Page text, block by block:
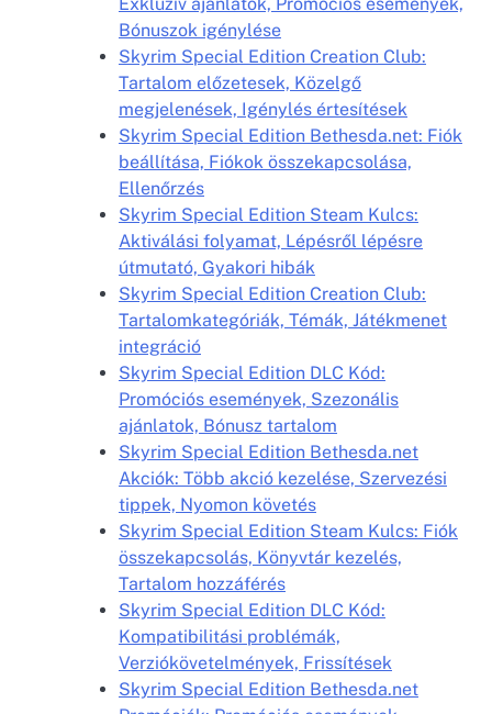
Bónuszok igénylése
Skyrim Special Edition Creation Club:
Tartalom előzetesek, Közelgő
megjelenések, Igénylés értesítések
Skyrim Special Edition Bethesda.net: Fiók
beállítása, Fiókok összekapcsolása,
Ellenőrzés
Skyrim Special Edition Steam Kulcs:
Aktiválási folyamat, Lépésről lépésre
útmutató, Gyakori hibák
Skyrim Special Edition Creation Club:
Tartalomkategóriák, Témák, Játékmenet
integráció
Skyrim Special Edition DLC Kód:
Promóciós események, Szezonális
ajánlatok, Bónusz tartalom
Skyrim Special Edition Bethesda.net
Akciók: Több akció kezelése, Szervezési
tippek, Nyomon követés
Skyrim Special Edition Steam Kulcs: Fiók
összekapcsolás, Könyvtár kezelés,
Tartalom hozzáférés
Skyrim Special Edition DLC Kód:
Kompatibilitási problémák,
Verziókövetelmények, Frissítések
Skyrim Special Edition Bethesda.net